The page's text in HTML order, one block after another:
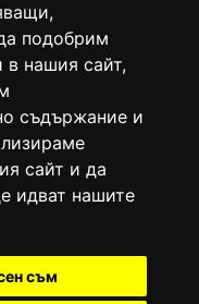
подобрим
в нашия сайт,
съдържание и
сайт и да
идват нашите
съм